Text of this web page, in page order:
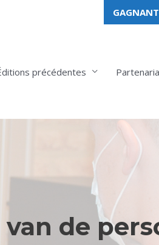
précédentes
de